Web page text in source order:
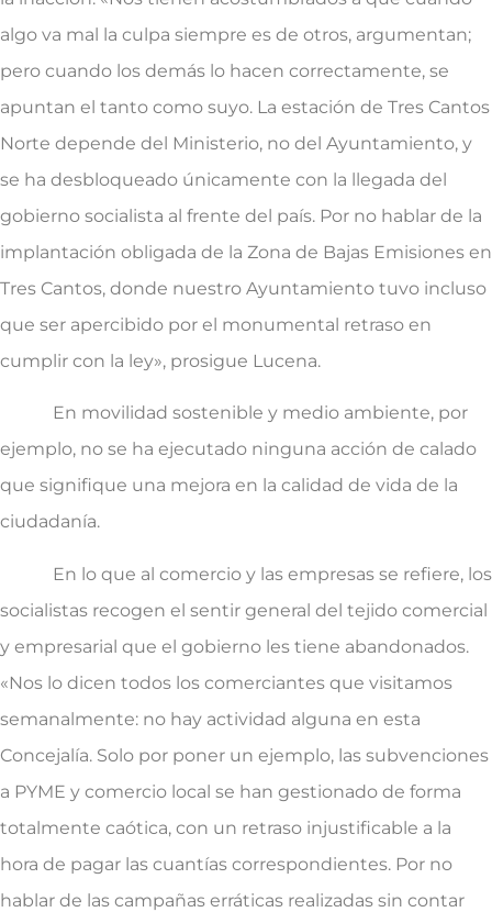
algo va mal la culpa siempre es de otros, argumentan;
pero cuando los demás lo hacen correctamente, se
apuntan el tanto como suyo. La estación de Tres Cantos
Norte depende del Ministerio, no del Ayuntamiento, y
se ha desbloqueado únicamente con la llegada del
gobierno socialista al frente del país. Por no hablar de la
implantación obligada de la Zona de Bajas Emisiones en
Tres Cantos, donde nuestro Ayuntamiento tuvo incluso
que ser apercibido por el monumental retraso en
cumplir con la ley», prosigue Lucena.
En movilidad sostenible y medio ambiente, por
ejemplo, no se ha ejecutado ninguna acción de calado
que signifique una mejora en la calidad de vida de la
ciudadanía.
En lo que al comercio y las empresas se refiere, los
socialistas recogen el sentir general del tejido comercial
y empresarial que el gobierno les tiene abandonados.
«Nos lo dicen todos los comerciantes que visitamos
semanalmente: no hay actividad alguna en esta
Concejalía. Solo por poner un ejemplo, las subvenciones
a PYME y comercio local se han gestionado de forma
totalmente caótica, con un retraso injustificable a la
hora de pagar las cuantías correspondientes. Por no
hablar de las campañas erráticas realizadas sin contar